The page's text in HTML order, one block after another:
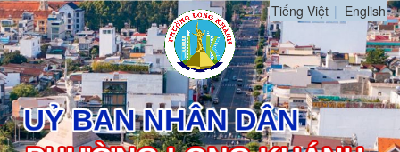
Tiếng Việt English